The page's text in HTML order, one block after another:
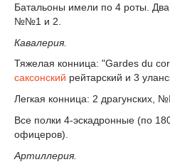
Батальоны имели по 4 роты.
№№1 и 2.
Кавалерия.
Тяжелая конница: "Gardes du
саксонский рейтарский и 3
Легкая конница: 2 драгунских,
Все полки 4-эскадронные (по
офицеров).
Артиллерия.